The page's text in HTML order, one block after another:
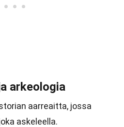
arkeologia
aarreaitta, jossa
askeleella.